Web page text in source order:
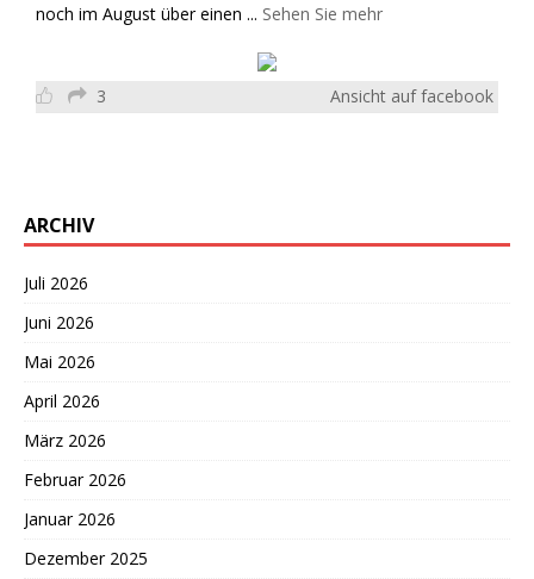
noch im August über einen ... Sehen Sie mehr
3 Ansicht auf facebook
ARCHIV
Juli 2026
Juni 2026
Mai 2026
April 2026
März 2026
Februar 2026
Januar 2026
Dezember 2025